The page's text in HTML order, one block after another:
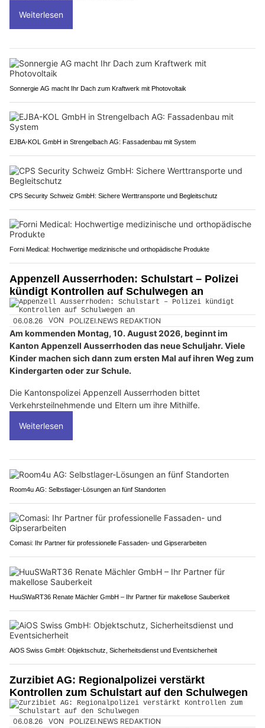
Weiterlesen
Sonnergie AG macht Ihr Dach zum Kraftwerk mit Photovoltaik
EJBA-KOL GmbH in Strengelbach AG: Fassadenbau mit System
CPS Security Schweiz GmbH: Sichere Werttransporte und Begleitschutz
Forni Medical: Hochwertige medizinische und orthopädische Produkte
Appenzell Ausserrhoden: Schulstart – Polizei
kündigt Kontrollen auf Schulwegen an
06.08.26 VON POLIZEI.NEWS REDAKTION
Am kommenden Montag, 10. August 2026, beginnt im
Kanton Appenzell Ausserrhoden das neue Schuljahr. Viele
Kinder machen sich dann zum ersten Mal auf ihren Weg zum
Kindergarten oder zur Schule.
Die Kantonspolizei Appenzell Ausserrhoden bittet
Verkehrsteilnehmende und Eltern um ihre Mithilfe.
Weiterlesen
Room4u AG: Selbstlager-Lösungen an fünf Standorten
Comasi: Ihr Partner für professionelle Fassaden- und Gipserarbeiten
HuuSWaRT36 Renate Mächler GmbH – Ihr Partner für makellose Sauberkeit
AiOS Swiss GmbH: Objektschutz, Sicherheitsdienst und Eventsicherheit
Zurzibiet AG: Regionalpolizei verstärkt
Kontrollen zum Schulstart auf den Schulwegen
06.08.26 VON POLIZEI.NEWS REDAKTION